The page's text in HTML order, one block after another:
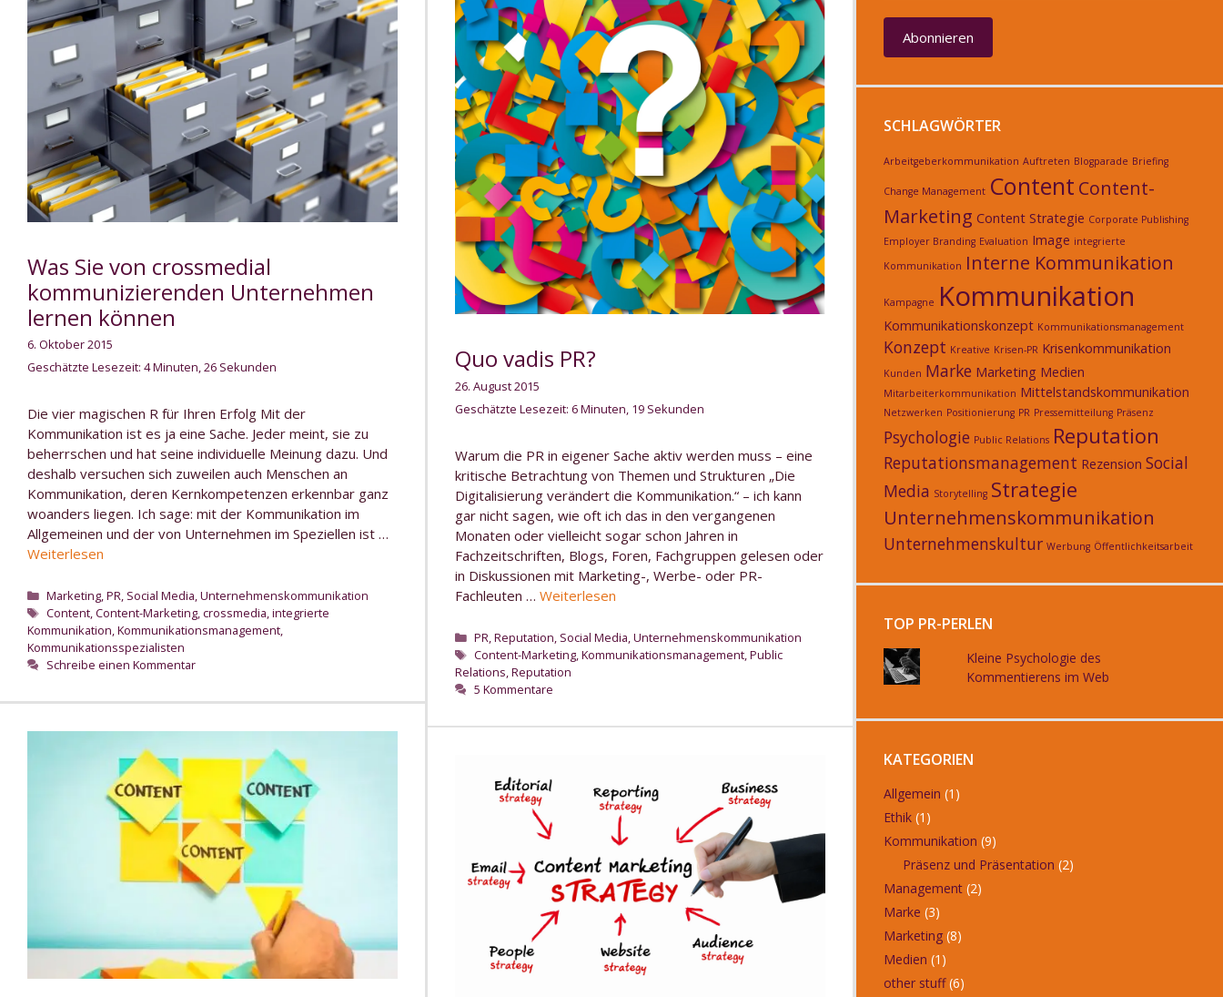
Was Sie von crossmedial
kommunizierenden Unternehmen
lernen können
6. Oktober 2015
Geschätzte Lesezeit: 4 Minuten, 26 Sekunden
Die vier magischen R für Ihren Erfolg Mit der
Kommunikation ist es ja eine Sache. Jeder meint, sie zu
beherrschen und hat seine individuelle Meinung dazu. Und
deshalb versuchen sich zuweilen auch Menschen an
Kommunikation, deren Kernkompetenzen erkennbar ganz
woanders liegen. Ich sage: mit der Kommunikation im
Allgemeinen und der von Unternehmen im Speziellen ist …
Weiterlesen
Kategorien
Marketing,PR, Social Media,Unternehmenskommunikation
Schlagwörter
Content,Content-Marketing,crossmedia,integrierte
Kommunikation,Kommunikationsmanagement,
Kommunikationsspezialisten
Schreibe einen Kommentar
Quo vadis PR?
26. August 2015
Geschätzte Lesezeit: 6 Minuten, 19 Sekunden
Warum die PR in eigener Sache aktiv werden muss – eine
kritische Betrachtung von Themen und Strukturen „Die
Digitalisierung verändert die Kommunikation.“ – ich kann
gar nicht sagen, wie oft ich das in den vergangenen
Monaten oder vielleicht sogar schon Jahren in
Fachzeitschriften, Blogs, Foren, Fachgruppen gelesen oder
in Diskussionen mit Marketing-, Werbe- oder PR-
Fachleuten … Weiterlesen
Kategorien
PR,Reputation, Social Media,Unternehmenskommunikation
Schlagwörter
Content-Marketing,Kommunikationsmanagement,Public
Relations,Reputation
5 Kommentare
Abonnieren
SCHLAGWÖRTER
Arbeitgeberkommunikation Auftreten Blogparade Briefing
Change Management Content Content-
Marketing Content Strategie Corporate Publishing
Employer Branding Evaluation Image integrierte
Kommunikation Interne Kommunikation
Kampagne Kommunikation
Kommunikationskonzept Kommunikationsmanagement
Konzept Kreative Krisen-PR Krisenkommunikation
Kunden Marke Marketing Medien
Mitarbeiterkommunikation Mittelstandskommunikation
Netzwerken Positionierung PR Pressemitteilung Präsenz
Psychologie Public Relations Reputation
Reputationsmanagement Rezension Social
Media Storytelling Strategie
Unternehmenskommunikation
Unternehmenskultur Werbung Öffentlichkeitsarbeit
TOP PR-PERLEN
Kleine Psychologie des
Kommentierens im Web
KATEGORIEN
Allgemein (1)
Ethik(1)
Kommunikation (9)
Präsenz und Präsentation (2)
Management(2)
Marke (3)
Marketing(8)
Medien (1)
other stuff(6)